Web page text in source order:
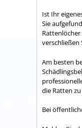
Ist Ihr
Sie
verschließen
Am besten
die Ratten
Bei